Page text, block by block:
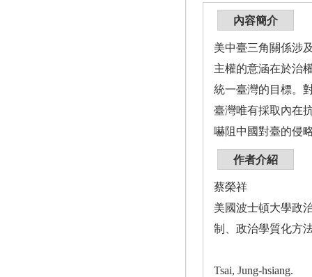
內容簡介
美中臺三角關係涉
主權的意涵在於治
統一臺灣的目標。
臺灣唯有採取內在
嚇阻中國對臺的侵
作者介紹
蔡榮祥
美國波士頓大學政
制、政治學質化方
Tsai, Jung-hsiang.